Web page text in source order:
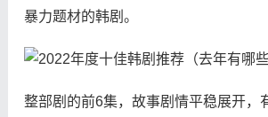
暴力题材的韩剧。
整部剧的前6集，故事剧情平稳展开，